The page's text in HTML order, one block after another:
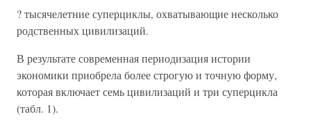
? тысячелетние суперциклы, охватывающие несколько
родственных цивилизаций.
В результате современная периодизация истории
экономики приобрела более строгую и точную форму,
которая включает семь цивилизаций и три суперцикла
(табл. 1).